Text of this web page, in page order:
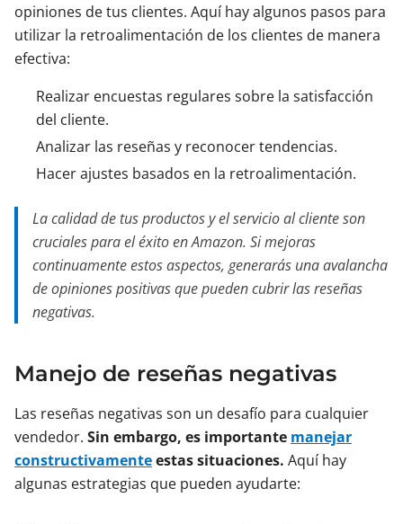
opiniones de tus clientes. Aquí hay algunos pasos para
utilizar la retroalimentación de los clientes de manera
efectiva:
Realizar encuestas regulares sobre la satisfacción
del cliente.
Analizar las reseñas y reconocer tendencias.
Hacer ajustes basados en la retroalimentación.
La calidad de tus productos y el servicio al cliente son
cruciales para el éxito en Amazon. Si mejoras
continuamente estos aspectos, generarás una avalancha
de opiniones positivas que pueden cubrir las reseñas
negativas.
Manejo de reseñas negativas
Las reseñas negativas son un desafío para cualquier
vendedor. Sin embargo, es importante manejar
constructivamenteestas situaciones. Aquí hay
algunas estrategias que pueden ayudarte: